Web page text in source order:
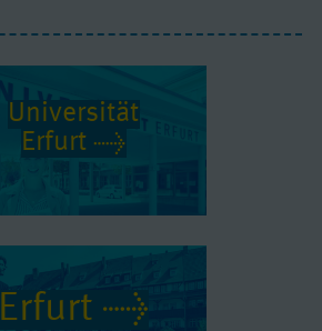
Universität
Erfurt
Erfurt